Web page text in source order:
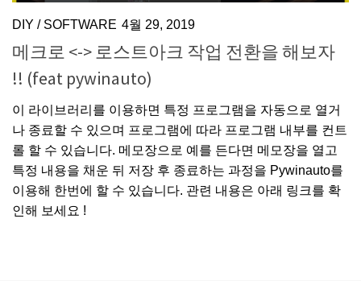
DIY / SOFTWARE 4월 29, 2019
메크로 <-> 로스트아크 작업 전환을 해보자
!! (feat pywinauto)
이 라이브러리를 이용하면 특정 프로그램을 자동으로 열거
나 종료할 수 있으며 프로그램에 따라 프로그램 내부를 컨트
롤 할 수 있습니다. 메모장으로 예를 든다면 메모장을 열고
특정 내용을 채운 뒤 저장 후 종료하는 과정을 Pywinauto를
이용해 한번에 할 수 있습니다. 관련 내용은 아래 링크를 확
인해 보세요 !